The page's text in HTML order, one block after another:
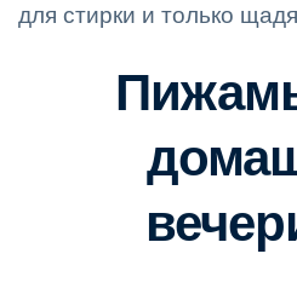
для стирки и только